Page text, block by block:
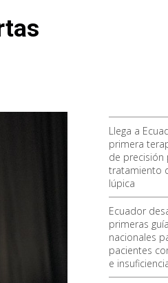
Llega a
primera
de precisión
tratamiento
lúpica
Ecuador
primeras
nacionales
pacientes
e